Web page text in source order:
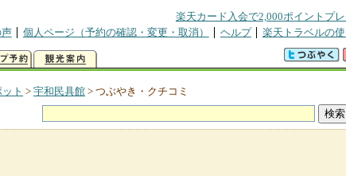
楽天カード入会で2,000ポイントプレ
個人ページ（予約の確認・変更・取消） ヘルプ 楽天トラベルの
ト > 宇和民具館 > つぶやき・クチコミ